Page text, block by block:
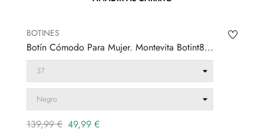
BOTINES
Botín Cómodo Para Mujer. Montevita Botint8...
Precio
139,99 € Precio
49,99 €